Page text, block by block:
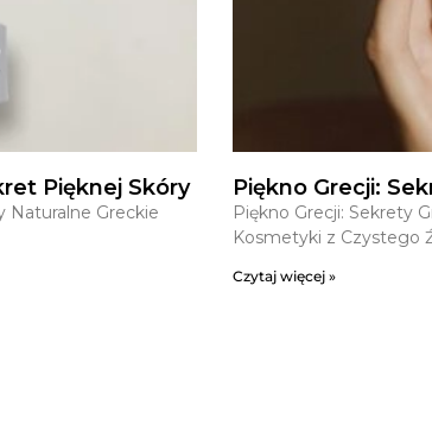
Pięknej Skóry
Naturalne Greckie
Piękno Grecji:
Piękno Grecji: Sekrety
Kosmetyki z Czystego
Czytaj więcej »